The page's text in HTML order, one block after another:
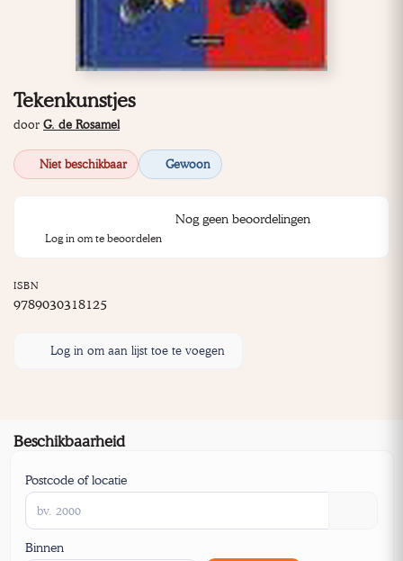
Tekenkunstjes
door G. de Rosamel
Niet beschikbaar Gewoon
Nog geen beoordelingen
Log in om te beoordelen
ISBN
9789030318125
Log in om aan lijst toe te voegen
Beschikbaarheid
Postcode of locatie
Binnen